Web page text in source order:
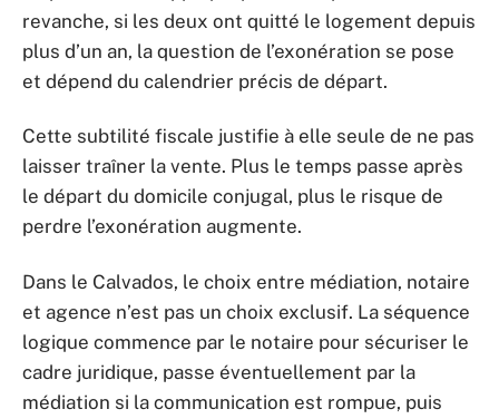
revanche, si les deux ont quitté le logement depuis
plus d’un an, la question de l’exonération se pose
et dépend du calendrier précis de départ.
Cette subtilité fiscale justifie à elle seule de ne pas
laisser traîner la vente. Plus le temps passe après
le départ du domicile conjugal, plus le risque de
perdre l’exonération augmente.
Dans le Calvados, le choix entre médiation, notaire
et agence n’est pas un choix exclusif. La séquence
logique commence par le notaire pour sécuriser le
cadre juridique, passe éventuellement par la
médiation si la communication est rompue, puis